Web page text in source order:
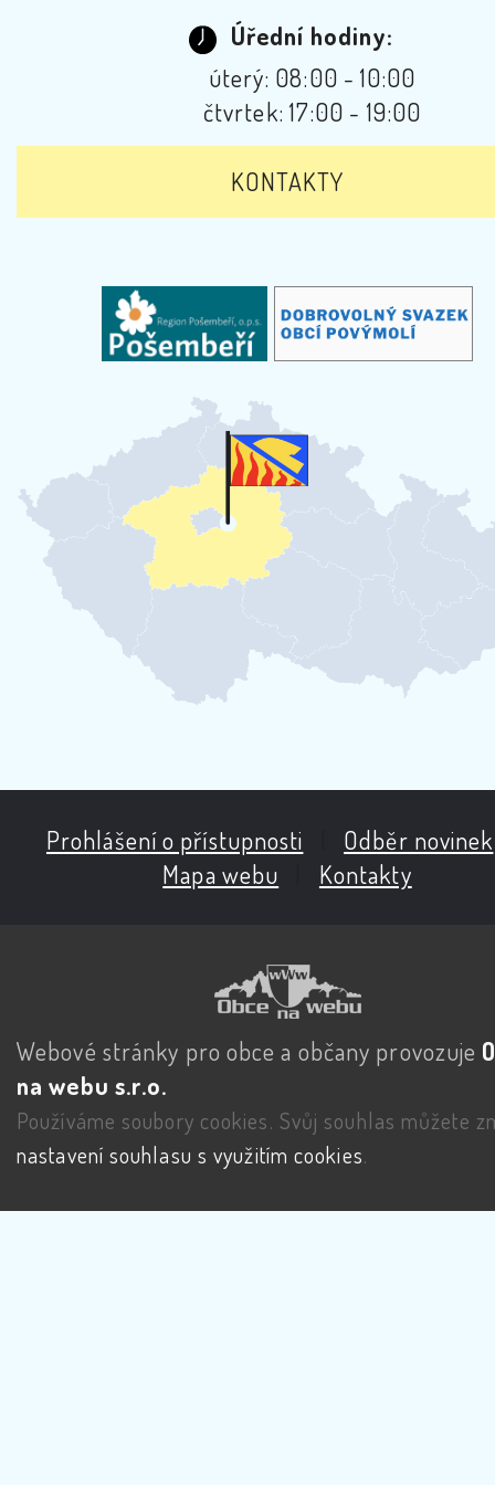
Úřední hodiny:
úterý: 08:00 - 10:00
čtvrtek: 17:00 - 19:00
KONTAKTY
Prohlášení o přístupnosti Odběr novinek
Mapa webu
Kontakty
Webové stránky pro obce a občany provozuje
na webu s.r.o.
Používáme soubory cookies. Svůj souhlas můžete
nastavení souhlasu s využitím cookies.